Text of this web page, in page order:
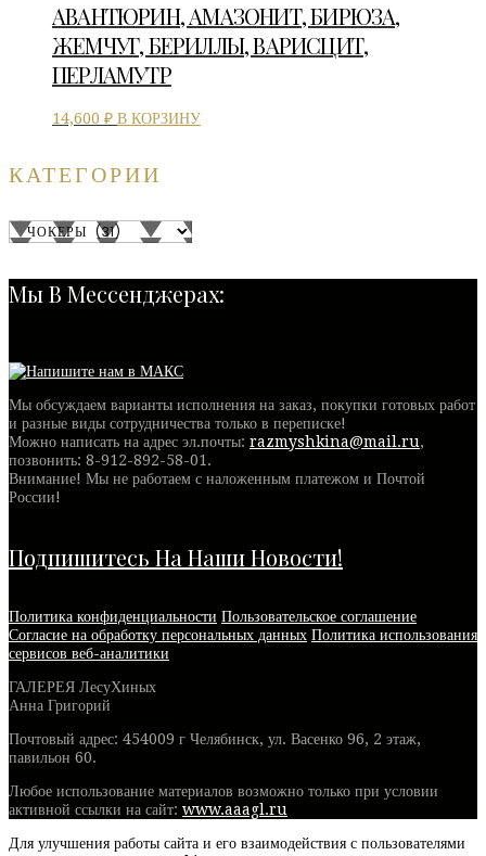
АВАНТЮРИН, АМАЗОНИТ, БИРЮЗА,
ЖЕМЧУГ, БЕРИЛЛЫ, ВАРИСЦИТ,
ПЕРЛАМУТР
14,600 ₽ В КОРЗИНУ
КАТЕГОРИИ
Мы В Мессенджерах:
Мы обсуждаем варианты исполнения на заказ, покупки готовых работ
и разные виды сотрудничества только в переписке!
Можно написать на адрес эл.почты: razmyshkina@mail.ru,
позвонить: 8-912-892-58-01.
Внимание! Мы не работаем с наложенным платежом и Почтой
России!
Подпишитесь На Наши Новости!
Политика конфиденциальности Пользовательское соглашение
Согласие на обработку персональных данных Политика использования
сервисов веб-аналитики
ГАЛЕРЕЯ ЛесуХиных
Анна Григорий
Почтовый адрес: 454009 г Челябинск, ул. Васенко 96, 2 этаж,
павильон 60.
Любое использование материалов возможно только при условии
активной ссылки на сайт: www.aaagl.ru
Для улучшения работы сайта и его взаимодействия с пользователями